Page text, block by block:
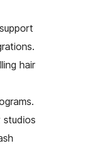
hair
studios